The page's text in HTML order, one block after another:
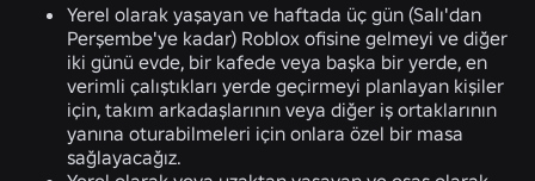
Yerel olarak yaşayan ve haftada üç gün (Salı'dan
Perşembe'ye kadar) Roblox ofisine gelmeyi ve diğer
iki günü evde, bir kafede veya başka bir yerde, en
verimli çalıştıkları yerde geçirmeyi planlayan kişiler
için, takım arkadaşlarının veya diğer iş ortaklarının
yanına oturabilmeleri için onlara özel bir masa
sağlayacağız.